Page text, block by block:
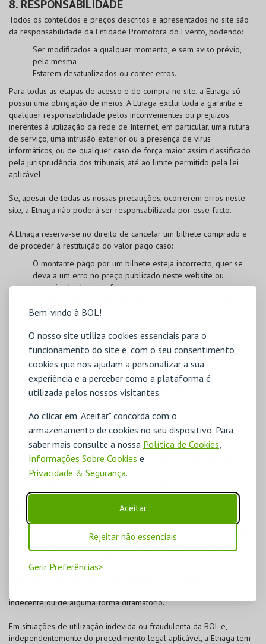
Bem-vindo à BOL!
O nosso site utiliza cookies essenciais para o
funcionamento do site e, com o seu consentimento,
cookies que nos ajudam a personalizar a sua
experiência e a perceber como a plataforma é
utilizada pelos nossos visitantes.
Ao clicar em "Aceitar" concorda com o
armazenamento de cookies no seu dispositivo. Para
saber mais consulte a nossa Política de Cookies,
Informações Sobre Cookies e
Privacidade & Segurança.
Aceitar
Rejeitar não essenciais
Gerir Preferências
8. RESPONSABILIDADE
Todos os conteúdos e preços descritos e apresentados no site são
da responsabilidade da Entidade Promotora do Evento, podendo:
Ser modificados a qualquer momento, e sem aviso prévio,
pela mesma;
Estarem desatualizados ou conter erros.
Para todas as etapas de acesso e de compra no site, a Etnaga só
possui uma obrigação de meios. A Etnaga exclui toda a garantia e
qualquer responsabilidade pelos inconvenientes ou prejuízos
inerentes à utilização da rede de Internet, em particular, uma rutura
de serviço, uma intrusão exterior ou a presença de vírus
informáticos, ou de qualquer caso de força maior assim classificado
pela jurisprudência dos tribunais, até ao limite permitido pela lei
aplicável.
Se, apesar de todas as nossas precauções, ocorrerem erros neste
site, a Etnaga não poderá ser responsabilizada por esse facto.
A Etnaga reserva-se no direito de cancelar um bilhete comprado e
de proceder à restituição do valor pago caso:
O montante pago por um bilhete esteja incorrecto, quer se
deva a um erro no preço publicado neste website ou
comunicado de outra forma;
Consiga adquirir um bilhete que não deveria ter sido colocado
Esta medida será aplicável quer o erro se deva a uma falha humana
ou a uma falha técnica na plataforma BOL.
O utilizador registado naBOLé responsável pelos seus dados de
acesso, devendo garantir a confidencialidade dos mesmos. É
igualmente responsável pelos seus dados pessoais e devida
atualização.
Ao assinalar "LI E ACEITO AS CONDIÇÕES GERAIS", o cliente expressa
o seu consentimento, livre e informado, através do qual aceita que
os seus dados pessoais sejam utilizados pela Opiniões Verificadas
(empresa externa, terceira) para recolher a sua avaliação após a
exclusivamente para as necessidades da solução. A Opiniões
Verificadas está estritamente proibida de comunicar a qualquer
pessoa informações pessoais ou nominativas que identifique o
cliente ou viole a sua privacidade. O cliente tem a oportunidade de
se opor à difusão desta informação para a Opiniões Verificadas
através do endereço:info@opinioes-verificadas.com
Esta plataforma não deverá ser utilizada para a troca de vírus
informáticos, mailings em massa, material ilegal, ofensivo, abusivo,
indecente ou de alguma forma difamatório.
Em situações de utilização indevida ou fraudulenta da BOLe,
independentemente do procedimento legal aplicável, a Etnaga tem